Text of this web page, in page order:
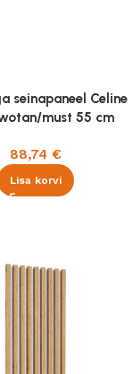
seinapaneel Celine
must 55 cm
88,74 €
Lisa korvi